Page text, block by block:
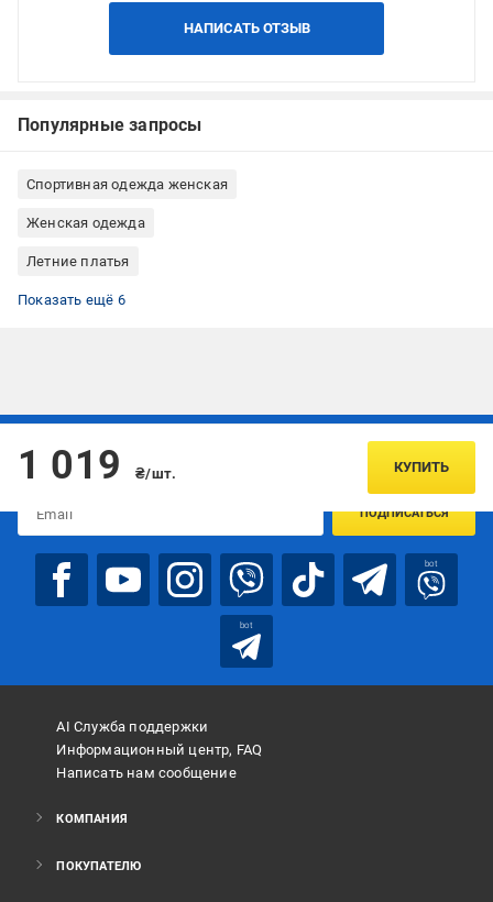
НАПИСАТЬ ОТЗЫВ
Популярные запросы
Спортивная одежда женская
Женская одежда
Летние платья
Розовые платья
Платья миди
Платья миди летние
Платья без рукавов
Повседневные платья
Показать ещё 6
1 019 ₴/шт. КУПИТЬ
Подписывайтесь, чтобы узнавать первым об акцияx и
ПОДПИСАТЬСЯ
bot
bot
AI Служба поддержки
Информационный центр, FAQ
Написать нам сообщение
КОМПАНИЯ
ПОКУПАТЕЛЮ